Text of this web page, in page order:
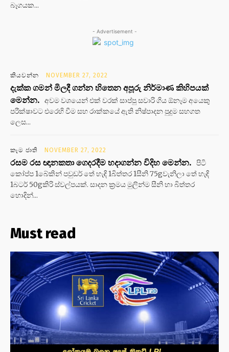
බෑගයක...
- Advertisement -
කියවන්න NOVEMBER 27, 2022
දැක්ක ගමන් මිලදී ගන්න හිතෙන අපූරු නිර්මාණ කිහිපයක්
මෙන්න. අවම වශයෙන් එක් වරක් සාප්පු සවාරි ගිය ඕනෑම අයෙකු
පරීක්ෂාවට එරෙහි වීම සහ රාක්කයේ ඇති නිෂ්පාදන පුදුම සහගත
ලෙස...
කෑම ජාති NOVEMBER 27, 2022
රසම රස ඥානකතා ගෙදරදීම හදාගන්න විදිහ මෙන්න. පිටි
කෝප්ප 1බේකින් පවුඩර් තේ හැඳි 1බිත්තර 1සීනි 75gවැනිලා තේ හැඳි
1බටර් 50gකිරි ස්වල්පයක්. සාදන ක්‍රමය මුලින්ම සීනි හා බිත්තර
හොදින්...
Must read